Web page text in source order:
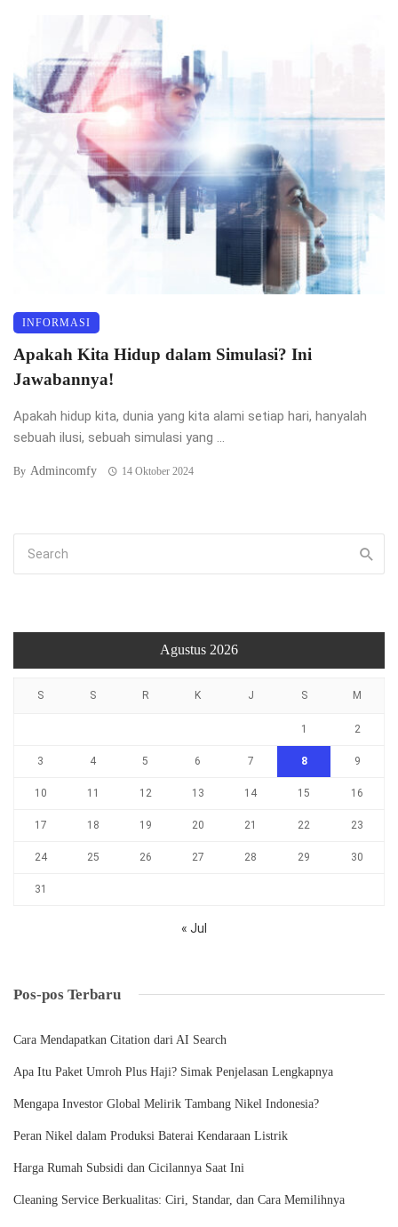
INFORMASI
Apakah Kita Hidup dalam Simulasi? Ini
Jawabannya!
Apakah hidup kita, dunia yang kita alami setiap hari, hanyalah
sebuah ilusi, sebuah simulasi yang ...
By Admincomfy 14 Oktober 2024
Agustus 2026
S S R K J S M
1 2
3 4 5 6 7 8 9
10 11 12 13 14 15 16
17 18 19 20 21 22 23
24 25 26 27 28 29 30
31
« Jul
Pos-pos Terbaru
Cara Mendapatkan Citation dari AI Search
Apa Itu Paket Umroh Plus Haji? Simak Penjelasan Lengkapnya
Mengapa Investor Global Melirik Tambang Nikel Indonesia?
Peran Nikel dalam Produksi Baterai Kendaraan Listrik
Harga Rumah Subsidi dan Cicilannya Saat Ini
Cleaning Service Berkualitas: Ciri, Standar, dan Cara Memilihnya